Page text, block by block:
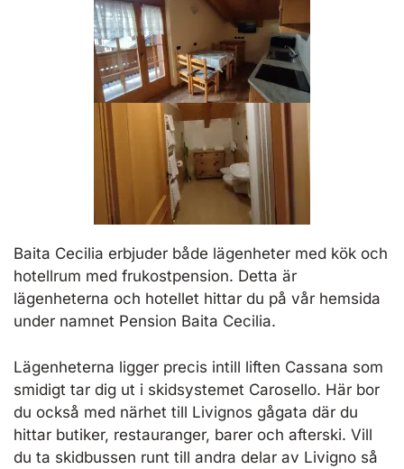
Baita Cecilia erbjuder både lägenheter med kök och
hotellrum med frukostpension. Detta är
lägenheterna och hotellet hittar du på vår hemsida
under namnet Pension Baita Cecilia.
Lägenheterna ligger precis intill liften Cassana som
smidigt tar dig ut i skidsystemet Carosello. Här bor
du också med närhet till Livignos gågata där du
hittar butiker, restauranger, barer och afterski. Vill
du ta skidbussen runt till andra delar av Livigno så